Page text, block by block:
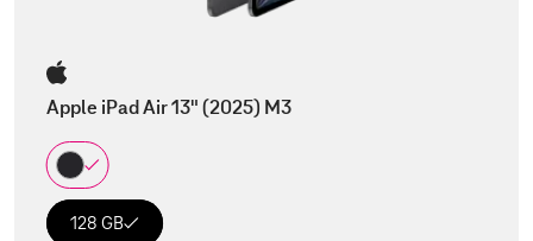
Apple iPad Air 13" (2025) M3
128 GB